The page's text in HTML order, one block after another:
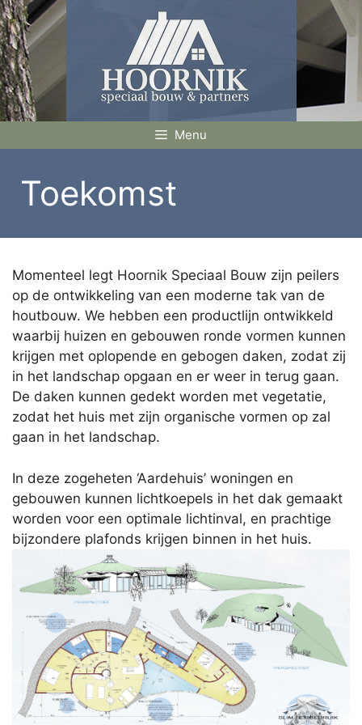
Ga
naar
de
inhoud
Menu
Toekomst
Momenteel legt Hoornik Speciaal Bouw zijn peilers
op de ontwikkeling van een moderne tak van de
houtbouw. We hebben een productlijn ontwikkeld
waarbij huizen en gebouwen ronde vormen kunnen
krijgen met oplopende en gebogen daken, zodat zij
in het landschap opgaan en er weer in terug gaan.
De daken kunnen gedekt worden met vegetatie,
zodat het huis met zijn organische vormen op zal
gaan in het landschap.
In deze zogeheten ‘Aardehuis’ woningen en
gebouwen kunnen lichtkoepels in het dak gemaakt
worden voor een optimale lichtinval, en prachtige
bijzondere plafonds krijgen binnen in het huis.